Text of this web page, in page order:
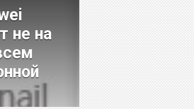
не на